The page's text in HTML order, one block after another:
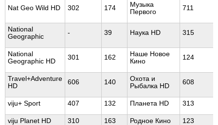
Nat Geo Wild HD 302 174
Музыка
Первого
711
National
Geographic
- 39 Наука HD 315
National
Geographic HD
301 162
Наше Новое
Кино
124
Travel+Adventure
HD
606 140
Охота и
Рыбалка HD
608
viju+ Sport 407 132 Планета HD 313
viju Planet HD 310 163 Родное Кино 123